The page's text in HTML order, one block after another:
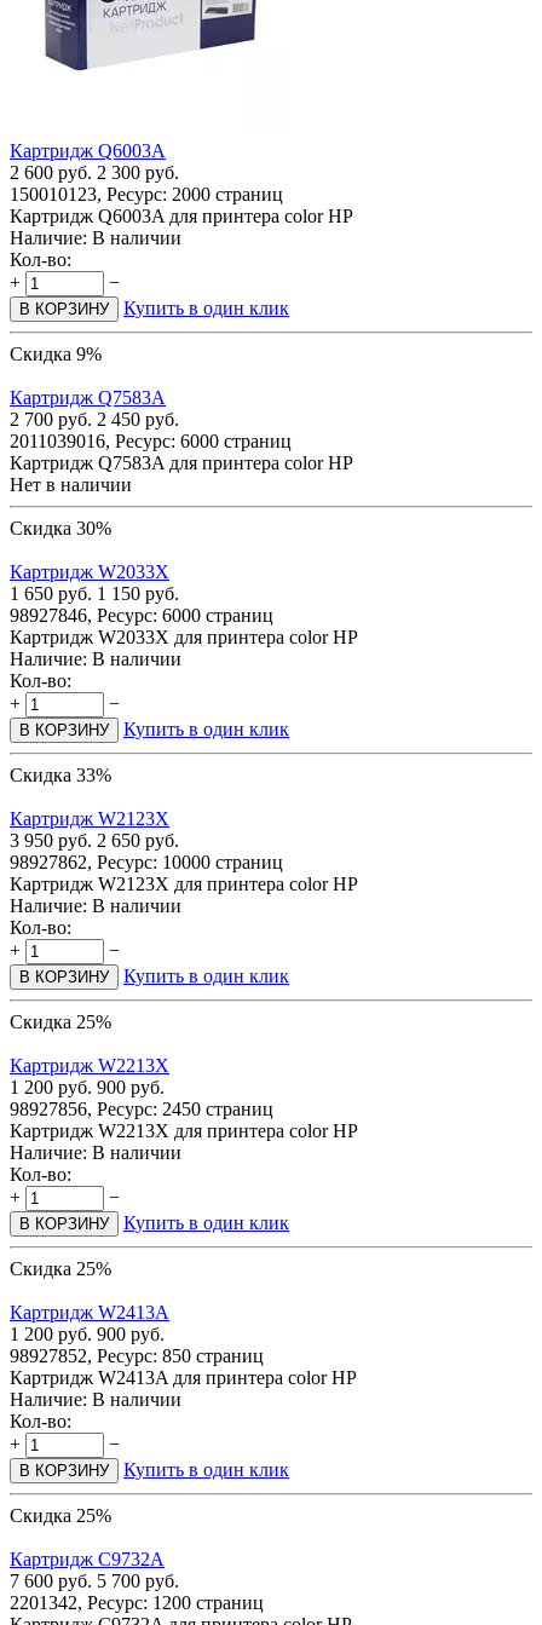
Картридж Q6003A
2 600 руб. 2 300 руб.
150010123, Ресурс: 2000 страниц
Картридж Q6003A для принтера color HP
Наличие: В наличии
Кол-во:
+
−
В КОРЗИНУ Купить в один клик
Скидка 9%
Картридж Q7583A
2 700 руб. 2 450 руб.
2011039016, Ресурс: 6000 страниц
Картридж Q7583A для принтера color HP
Нет в наличии
Скидка 30%
Картридж W2033X
1 650 руб. 1 150 руб.
98927846, Ресурс: 6000 страниц
Картридж W2033X для принтера color HP
Наличие: В наличии
Кол-во:
+
−
В КОРЗИНУ Купить в один клик
Скидка 33%
Картридж W2123X
3 950 руб. 2 650 руб.
98927862, Ресурс: 10000 страниц
Картридж W2123X для принтера color HP
Наличие: В наличии
Кол-во:
+
−
В КОРЗИНУ Купить в один клик
Скидка 25%
Картридж W2213X
1 200 руб. 900 руб.
98927856, Ресурс: 2450 страниц
Картридж W2213X для принтера color HP
Наличие: В наличии
Кол-во:
+
−
В КОРЗИНУ Купить в один клик
Скидка 25%
Картридж W2413A
1 200 руб. 900 руб.
98927852, Ресурс: 850 страниц
Картридж W2413A для принтера color HP
Наличие: В наличии
Кол-во:
+
−
В КОРЗИНУ Купить в один клик
Скидка 25%
Картридж C9732A
7 600 руб. 5 700 руб.
2201342, Ресурс: 1200 страниц